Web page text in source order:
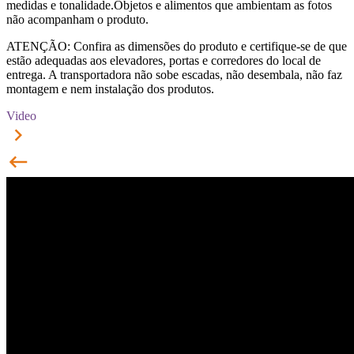
medidas e tonalidade.Objetos e alimentos que ambientam as fotos
não acompanham o produto.
ATENÇÃO: Confira as dimensões do produto e certifique-se de que
estão adequadas aos elevadores, portas e corredores do local de
entrega. A transportadora não sobe escadas, não desembala, não faz
montagem e nem instalação dos produtos.
Video
keyboard_arrow_right
keyboard_backspace